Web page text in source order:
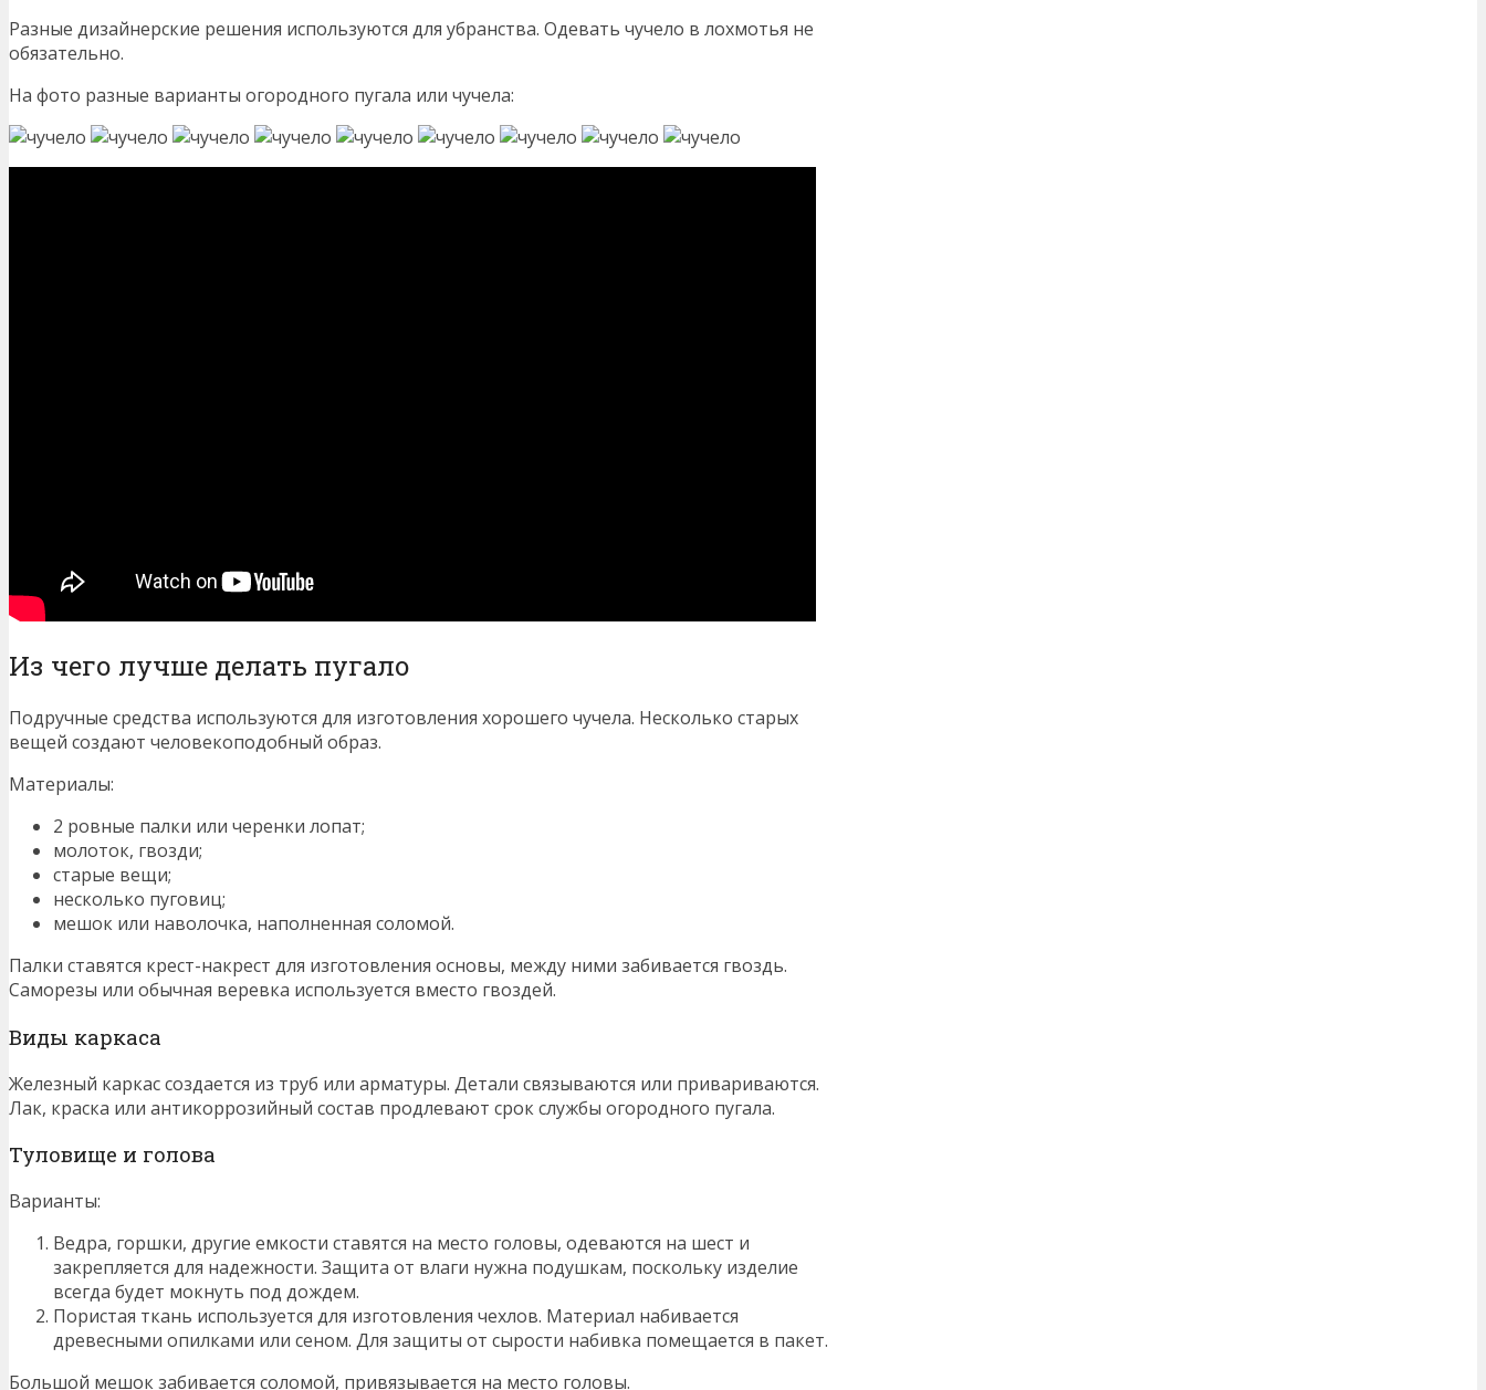
Разные дизайнерские решения используются для убранства. Одевать чучело в лохмотья не
обязательно.
На фото разные варианты огородного пугала или чучела:
Из чего лучше делать пугало
Подручные средства используются для изготовления хорошего чучела. Несколько старых
вещей создают человекоподобный образ.
Материалы:
2 ровные палки или черенки лопат;
молоток, гвозди;
старые вещи;
несколько пуговиц;
мешок или наволочка, наполненная соломой.
Палки ставятся крест-накрест для изготовления основы, между ними забивается гвоздь.
Саморезы или обычная веревка используется вместо гвоздей.
Виды каркаса
Железный каркас создается из труб или арматуры. Детали связываются или привариваются.
Лак, краска или антикоррозийный состав продлевают срок службы огородного пугала.
Туловище и голова
Варианты:
Ведра, горшки, другие емкости ставятся на место головы, одеваются на шест и
закрепляется для надежности. Защита от влаги нужна подушкам, поскольку изделие
всегда будет мокнуть под дождем.
Пористая ткань используется для изготовления чехлов. Материал набивается
древесными опилками или сеном. Для защиты от сырости набивка помещается в пакет.
Большой мешок забивается соломой, привязывается на место головы.